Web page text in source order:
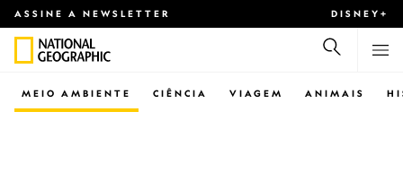
ASSINE A NEWSLETTER DISNEY+
CIÊNCIA VIAGEM ANIMAIS
MEIO AMBIENTE